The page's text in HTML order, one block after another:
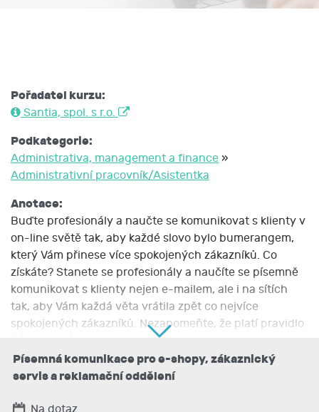
Pořadatel kurzu:
Santia, spol. s r.o.
Podkategorie:
Administrativa, management a finance »
Administrativní pracovník/Asistentka
Anotace:
Buďte profesionály a naučte se komunikovat s klienty v
on-line světě tak, aby každé slovo bylo bumerangem,
který Vám přinese více spokojených zákazníků. Co
získáte? Stanete se profesionály a naučíte se písemně
komunikovat s klienty nejen e-mailem, ale i na sítích
tak, aby Vám každá věta vrátila zpět co nejvíce
spokojených zákazníků. Nezapomeňte, že platí pravidlo
ZÁKAS = ZÁleží na KAždém Slově. Naučíme Vás, jak
toho využít ve svůj prospěch.
Vhodné reakce na všudypřítomnou kritiku – od
Písemná komunikace pro e-shopy, zákaznický
servis a reklamační oddělení
Na dotaz